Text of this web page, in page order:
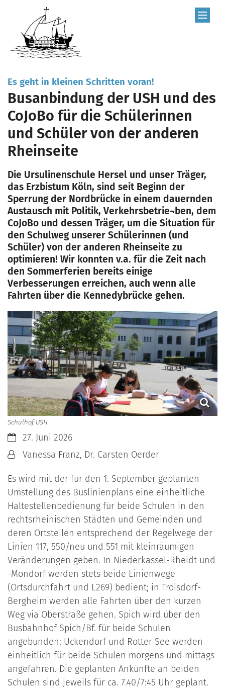
Zum Inhalt springen
Es geht in kleinen Schritten voran!
Busanbindung der USH und des
CoJoBo für die Schülerinnen
und Schüler von der anderen
Rheinseite
Die Ursulinenschule Hersel und unser Träger,
das Erzbistum Köln, sind seit Beginn der
Sperrung der Nordbrücke in einem dauernden
Austausch mit Politik, Verkehrsbetrie¬ben, dem
CoJoBo und dessen Träger, um die Situation für
den Schulweg unserer Schülerinnen (und
Schüler) von der anderen Rheinseite zu
optimieren! Wir konnten v.a. für die Zeit nach
den Sommerferien bereits einige
Verbesserungen erreichen, auch wenn alle
Fahrten über die Kennedybrücke gehen.
Schulhof USH
Datum:27. Juni 2026
Von:Vanessa Franz, Dr. Carsten Oerder
Es wird mit der für den 1. September geplanten
Umstellung des Buslinienplans eine einheitliche
Haltestellenbedienung für beide Schulen in den
rechtsrheinischen Städten und Gemeinden und
deren Ortsteilen entsprechend der Regelwege der
Linien 117, 550/neu und 551 mit kleinräumigen
Veränderungen geben. In Niederkassel-Rheidt und
-Mondorf werden stets beide Linienwege
(Ortsdurchfahrt und L269) bedient; in Trois­dorf-
Bergheim werden alle Fahrten über den kurzen
Weg via Oberstraße gehen. Spich wird über den
Busbahnhof Spich/Bf. für beide Schulen
angebunden; Uckendorf und Rotter See werden
einheitlich für beide Schulen morgens und mittags
angefahren. Die geplanten Ankünfte an beiden
Schulen sind jeweils für ca. 7.40/7:45 Uhr geplant.